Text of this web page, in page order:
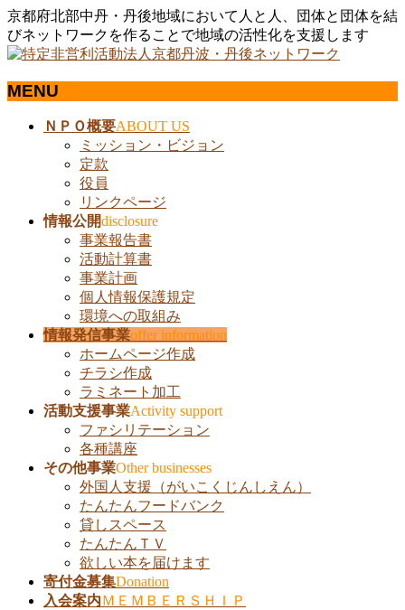
京都府北部中丹・丹後地域において人と人、団体と団体を結
びネットワークを作ることで地域の活性化を支援します
MENU
ＮＰＯ概要ABOUT US
ミッション・ビジョン
定款
役員
リンクページ
情報公開disclosure
事業報告書
活動計算書
事業計画
個人情報保護規定
環境への取組み
情報発信事業offer information
ホームページ作成
チラシ作成
ラミネート加工
活動支援事業Activity support
ファシリテーション
各種講座
その他事業Other businesses
外国人支援（がいこくじんしえん）
たんたんフードバンク
貸しスペース
たんたんＴＶ
欲しい本を届けます
寄付金募集Donation
入会案内ＭＥＭＢＥＲＳＨＩＰ